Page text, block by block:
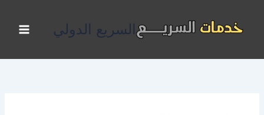
المحتوى
السريع الدولي